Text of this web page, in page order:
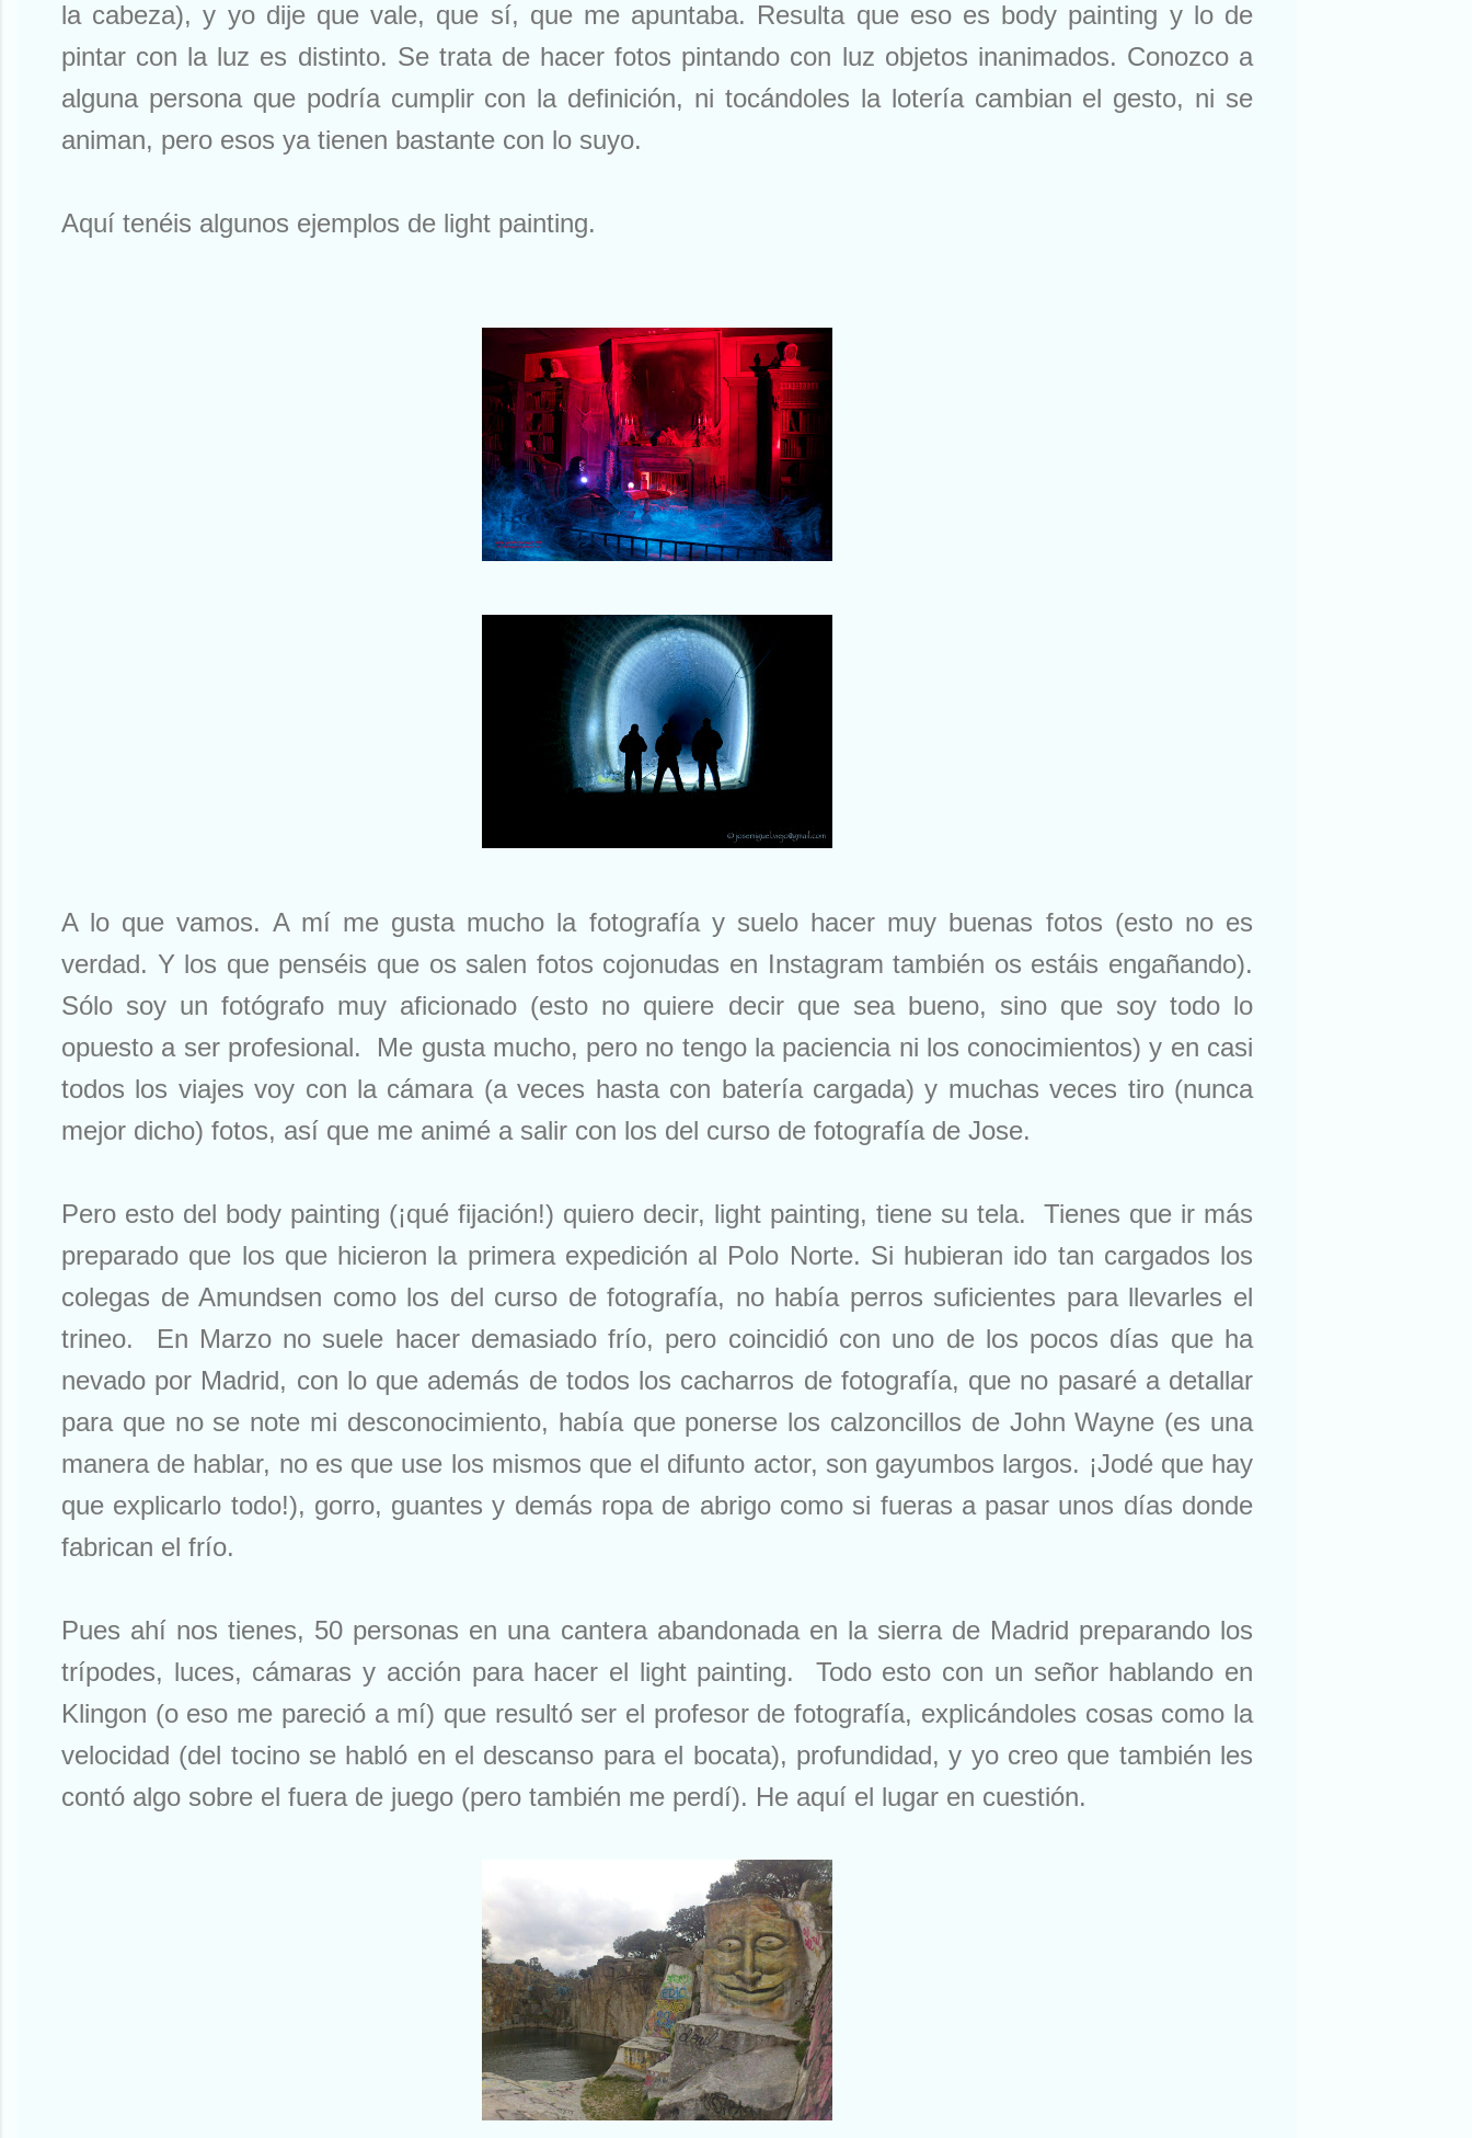
la cabeza), y yo dije que vale, que sí, que me apuntaba. Resulta que eso es body painting y lo de
pintar con la luz es distinto. Se trata de hacer fotos pintando con luz objetos inanimados. Conozco a
alguna persona que podría cumplir con la definición, ni tocándoles la lotería cambian el gesto, ni se
animan, pero esos ya tienen bastante con lo suyo.
Aquí tenéis algunos ejemplos de light painting.
A lo que vamos. A mí me gusta mucho la fotografía y suelo hacer muy buenas fotos (esto no es
verdad. Y los que penséis que os salen fotos cojonudas en Instagram también os estáis engañando).
Sólo soy un fotógrafo muy aficionado (esto no quiere decir que sea bueno, sino que soy todo lo
opuesto a ser profesional. Me gusta mucho, pero no tengo la paciencia ni los conocimientos) y en casi
todos los viajes voy con la cámara (a veces hasta con batería cargada) y muchas veces tiro (nunca
mejor dicho) fotos, así que me animé a salir con los del curso de fotografía de Jose.
Pero esto del body painting (¡qué fijación!) quiero decir, light painting, tiene su tela. Tienes que ir más
preparado que los que hicieron la primera expedición al Polo Norte. Si hubieran ido tan cargados los
colegas de Amundsen como los del curso de fotografía, no había perros suficientes para llevarles el
trineo. En Marzo no suele hacer demasiado frío, pero coincidió con uno de los pocos días que ha
nevado por Madrid, con lo que además de todos los cacharros de fotografía, que no pasaré a detallar
para que no se note mi desconocimiento, había que ponerse los calzoncillos de John Wayne (es una
manera de hablar, no es que use los mismos que el difunto actor, son gayumbos largos. ¡Jodé que hay
que explicarlo todo!), gorro, guantes y demás ropa de abrigo como si fueras a pasar unos días donde
fabrican el frío.
Pues ahí nos tienes, 50 personas en una cantera abandonada en la sierra de Madrid preparando los
trípodes, luces, cámaras y acción para hacer el light painting. Todo esto con un señor hablando en
Klingon (o eso me pareció a mí) que resultó ser el profesor de fotografía, explicándoles cosas como la
velocidad (del tocino se habló en el descanso para el bocata), profundidad, y yo creo que también les
contó algo sobre el fuera de juego (pero también me perdí). He aquí el lugar en cuestión.